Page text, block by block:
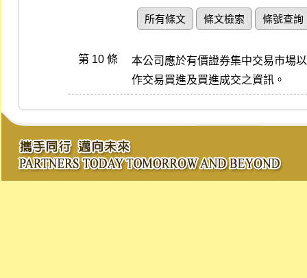
所有條文 條文檢索 條號查詢
第 10 條
本公司應於有價證券集中交易市場
作交易買進及買進成交之資訊。